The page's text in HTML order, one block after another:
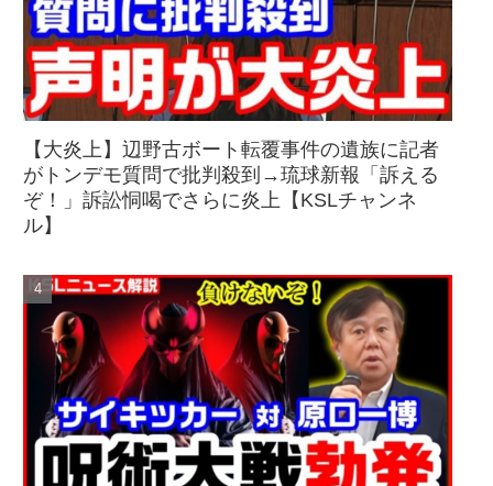
【大炎上】辺野古ボート転覆事件の遺族に記者
がトンデモ質問で批判殺到→琉球新報「訴える
ぞ！」訴訟恫喝でさらに炎上【KSLチャンネ
ル】